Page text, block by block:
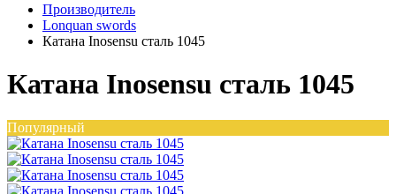
Производитель
Lonquan swords
Катана Inosensu сталь 1045
Катана Inosensu сталь 1045
Популярный